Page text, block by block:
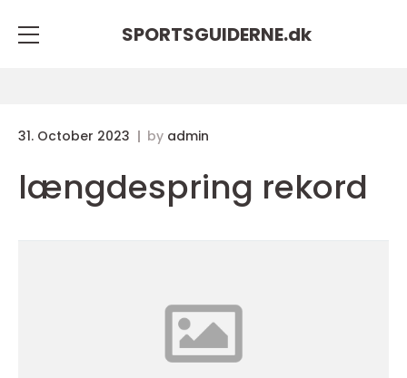
SPORTSGUIDERNE.dk
31. October 2023 by admin
længdespring rekord